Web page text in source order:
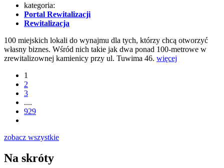
kategoria:
Portal Rewitalizacji
Rewitalizacja
100 miejskich lokali do wynajmu dla tych, którzy chcą otworzyć
własny biznes. Wśród nich takie jak dwa ponad 100-metrowe w
zrewitalizownej kamienicy przy ul. Tuwima 46. więcej
1
2
3
....
929
zobacz wszystkie
Na skróty